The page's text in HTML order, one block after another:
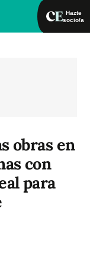
Hazte
socio/a
obras en
con
para